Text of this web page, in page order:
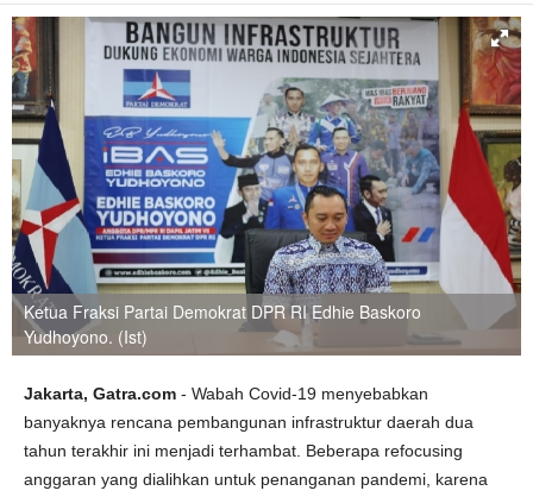
Ketua Fraksi Partai Demokrat DPR RI Edhie Baskoro
Yudhoyono. (Ist)
Jakarta, Gatra.com - Wabah Covid-19 menyebabkan
banyaknya rencana pembangunan infrastruktur daerah dua
tahun terakhir ini menjadi terhambat. Beberapa refocusing
anggaran yang dialihkan untuk penanganan pandemi, karena